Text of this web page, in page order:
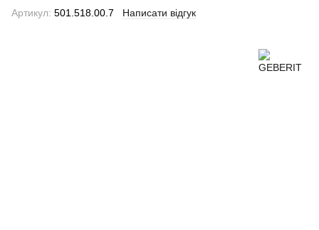
Артикул: 501.518.00.7 Написати відгук